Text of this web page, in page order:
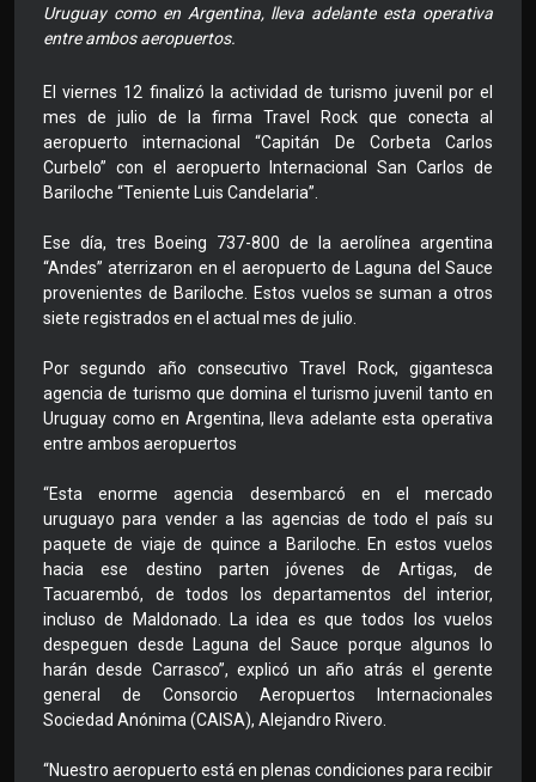
Uruguay como en Argentina, lleva adelante esta operativa
entre ambos aeropuertos.
El viernes 12 finalizó la actividad de turismo juvenil por el
mes de julio de la firma Travel Rock que conecta al
aeropuerto internacional “Capitán De Corbeta Carlos
Curbelo” con el aeropuerto Internacional San Carlos de
Bariloche “Teniente Luis Candelaria”.
Ese día, tres Boeing 737-800 de la aerolínea argentina
“Andes” aterrizaron en el aeropuerto de Laguna del Sauce
provenientes de Bariloche. Estos vuelos se suman a otros
siete registrados en el actual mes de julio.
Por segundo año consecutivo Travel Rock, gigantesca
agencia de turismo que domina el turismo juvenil tanto en
Uruguay como en Argentina, lleva adelante esta operativa
entre ambos aeropuertos
“Esta enorme agencia desembarcó en el mercado
uruguayo para vender a las agencias de todo el país su
paquete de viaje de quince a Bariloche. En estos vuelos
hacia ese destino parten jóvenes de Artigas, de
Tacuarembó, de todos los departamentos del interior,
incluso de Maldonado. La idea es que todos los vuelos
despeguen desde Laguna del Sauce porque algunos lo
harán desde Carrasco”, explicó un año atrás el gerente
general de Consorcio Aeropuertos Internacionales
Sociedad Anónima (CAISA), Alejandro Rivero.
“Nuestro aeropuerto está en plenas condiciones para recibir